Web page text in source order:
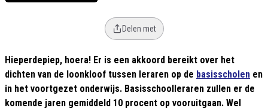
Delen met
Hieperdepiep, hoera! Er is een akkoord bereikt over het
dichten van de loonkloof tussen leraren op de basisscholen en
in het voortgezet onderwijs. Basisschoolleraren zullen er de
komende jaren gemiddeld 10 procent op vooruitgaan. Wel